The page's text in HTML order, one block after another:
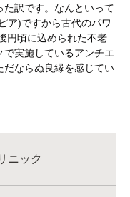
訳です。なんといって
ア)ですから古代のパワ
円頃に込められた不老
実施しているアンチエ
だならぬ良縁を感じてい
ニック